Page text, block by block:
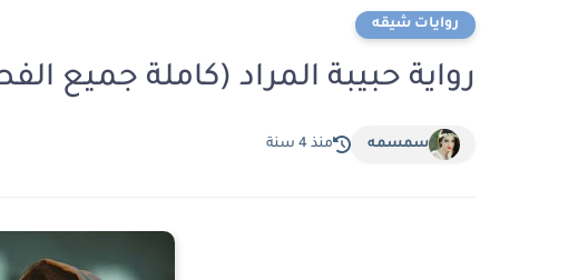
روايات شيقه
رواية حبيبة المراد (كاملة جميع
سمسمه منذ 4 سنة